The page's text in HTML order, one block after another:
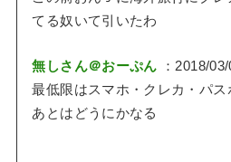
てる奴いて引いたわ
無しさん＠おーぷん ：2018/
最低限はスマホ・クレカ・パス
あとはどうにかなる